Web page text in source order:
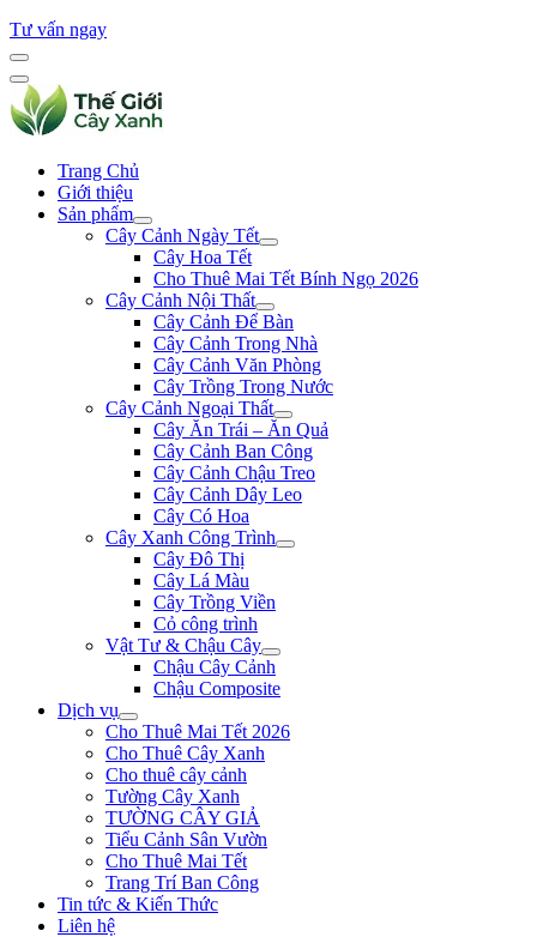
Tư vấn ngay
Trang Chủ
Giới thiệu
Sản phẩm
Cây Cảnh Ngày Tết
Cây Hoa Tết
Cho Thuê Mai Tết Bính Ngọ 2026
Cây Cảnh Nội Thất
Cây Cảnh Để Bàn
Cây Cảnh Trong Nhà
Cây Cảnh Văn Phòng
Cây Trồng Trong Nước
Cây Cảnh Ngoại Thất
Cây Ăn Trái – Ăn Quả
Cây Cảnh Ban Công
Cây Cảnh Chậu Treo
Cây Cảnh Dây Leo
Cây Có Hoa
Cây Xanh Công Trình
Cây Đô Thị
Cây Lá Màu
Cây Trồng Viền
Cỏ công trình
Vật Tư & Chậu Cây
Chậu Cây Cảnh
Chậu Composite
Dịch vụ
Cho Thuê Mai Tết 2026
Cho Thuê Cây Xanh
Cho thuê cây cảnh
Tường Cây Xanh
TƯỜNG CÂY GIẢ
Tiểu Cảnh Sân Vườn
Cho Thuê Mai Tết
Trang Trí Ban Công
Tin tức & Kiến Thức
Liên hệ